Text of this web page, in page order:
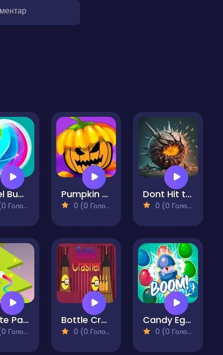
Jewel Bubbles 3 Pumpkin Fright Night
0 (0 Голосів)
Dont Hit the Sharp!
0 (0 Голосів)
Infinite Path Bottle Crasher
0 (0 Голосів)
Candy Egg Blast
0 (0 Голосів)